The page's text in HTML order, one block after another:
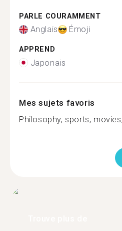
PARLE COURAMMENT
Anglais Émoji
APPREND
Japonais
Mes sujets favoris
Philosophy, sports,